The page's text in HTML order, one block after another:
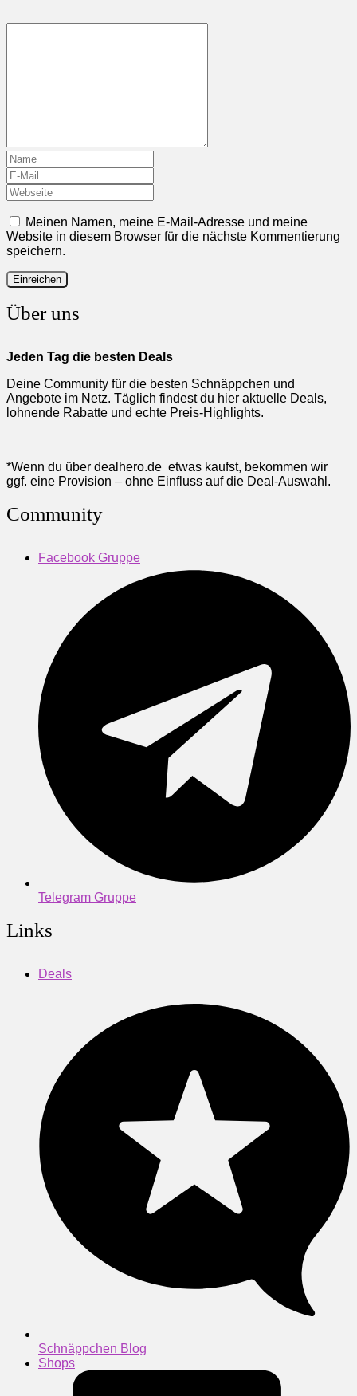
Meinen Namen, meine E-Mail-Adresse und meine
Website in diesem Browser für die nächste Kommentierung
speichern.
Über uns
Jeden Tag die besten Deals
Deine Community für die besten Schnäppchen und
Angebote im Netz. Täglich findest du hier aktuelle Deals,
lohnende Rabatte und echte Preis-Highlights.
*Wenn du über dealhero.de etwas kaufst, bekommen wir
ggf. eine Provision – ohne Einfluss auf die Deal-Auswahl.
Community
Facebook Gruppe
Telegram Gruppe
Links
Deals
Schnäppchen Blog
Shops